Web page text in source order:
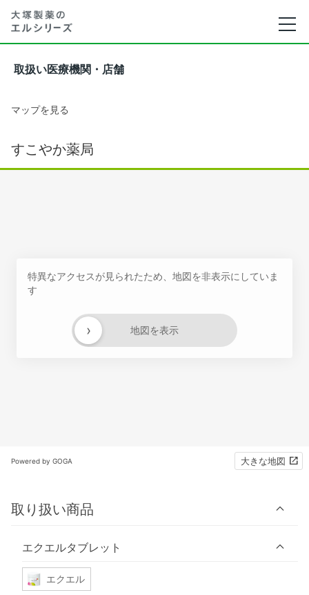
取扱い医療機関・店舗
マップを見る
すこやか薬局
特異なアクセスが見られたため、地図を非表示にしていま
す
地図を表示
›
Powered by GOGA 大きな地図
取り扱い商品
エクエルタブレット
エクエル